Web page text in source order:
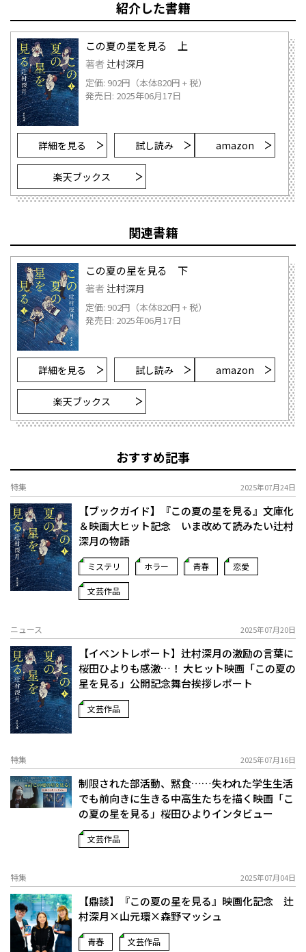
紹介した書籍
この夏の星を見る 上
著者 辻村深月
定価: 902円（本体820円 + 税）
発売日: 2025年06月17日
詳細を見る 試し読み amazon
楽天ブックス
関連書籍
この夏の星を見る 下
著者 辻村深月
定価: 902円（本体820円 + 税）
発売日: 2025年06月17日
詳細を見る 試し読み amazon
楽天ブックス
おすすめ記事
特集 2025年07月24日
【ブックガイド】『この夏の星を見る』文庫化
＆映画大ヒット記念 いま改めて読みたい辻村
深月の物語
ミステリ ホラー 青春 恋愛
文芸作品
ニュース 2025年07月20日
【イベントレポート】辻村深月の激励の言葉に
桜田ひよりも感激…！ 大ヒット映画「この夏の
星を見る」公開記念舞台挨拶レポート
文芸作品
特集 2025年07月16日
制限された部活動、黙食……失われた学生生活
でも前向きに生きる中高生たちを描く――映画「こ
の夏の星を見る」桜田ひよりインタビュー
文芸作品
特集 2025年07月04日
【鼎談】『この夏の星を見る』映画化記念 辻
村深月×山元環×森野マッシュ
青春 文芸作品